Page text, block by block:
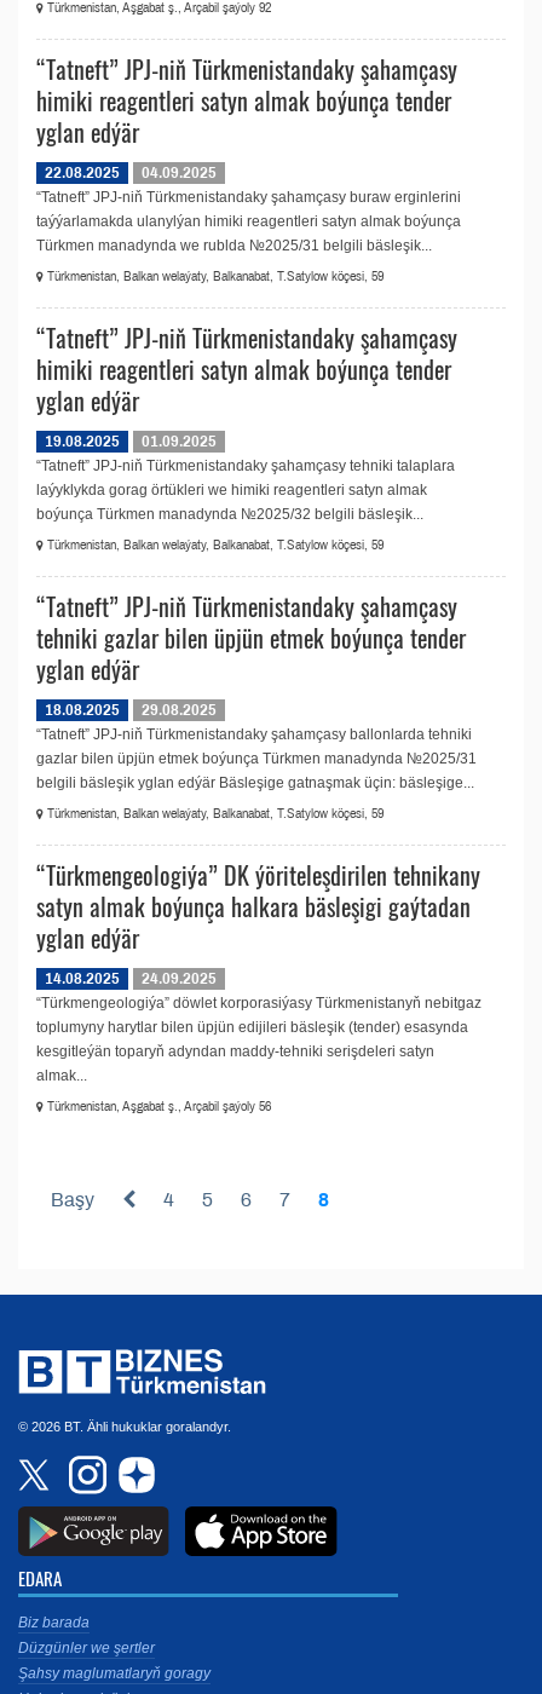
Türkmenistan, Aşgabat ş., Arçabil şaýoly 92
“Tatneft” JPJ-niň Türkmenistandaky şahamçasy
himiki reagentleri satyn almak boýunça tender
yglan edýär
22.08.2025
04.09.2025
“Tatneft” JPJ-niň Türkmenistandaky şahamçasy buraw erginlerini
taýýarlamakda ulanylýan himiki reagentleri satyn almak boýunça
Türkmen manadynda we rublda №2025/31 belgili bäsleşik...
Türkmenistan, Balkan welaýaty, Balkanabat, T.Satylow köçesi, 59
“Tatneft” JPJ-niň Türkmenistandaky şahamçasy
himiki reagentleri satyn almak boýunça tender
yglan edýär
19.08.2025
01.09.2025
“Tatneft” JPJ-niň Türkmenistandaky şahamçasy tehniki talaplara
laýyklykda gorag örtükleri we himiki reagentleri satyn almak
boýunça Türkmen manadynda №2025/32 belgili bäsleşik...
Türkmenistan, Balkan welaýaty, Balkanabat, T.Satylow köçesi, 59
“Tatneft” JPJ-niň Türkmenistandaky şahamçasy
tehniki gazlar bilen üpjün etmek boýunça tender
yglan edýär
18.08.2025
29.08.2025
“Tatneft” JPJ-niň Türkmenistandaky şahamçasy ballonlarda tehniki
gazlar bilen üpjün etmek boýunça Türkmen manadynda №2025/31
belgili bäsleşik yglan edýär Bäsleşige gatnaşmak üçin: bäsleşige...
Türkmenistan, Balkan welaýaty, Balkanabat, T.Satylow köçesi, 59
“Türkmengeologiýa” DK ýöriteleşdirilen tehnikany
satyn almak boýunça halkara bäsleşigi gaýtadan
yglan edýär
14.08.2025
24.09.2025
“Türkmengeologiýa” döwlet korporasiýasy Türkmenistanyň nebitgaz
toplumyny harytlar bilen üpjün edijileri bäsleşik (tender) esasynda
kesgitleýän toparyň adyndan maddy-tehniki serişdeleri satyn
almak...
Türkmenistan, Aşgabat ş., Arçabil şaýoly 56
Başy 4 5 6 7 8
© 2026 BT. Ähli hukuklar goralandyr.
EDARA
Biz barada
Düzgünler we şertler
Şahsy maglumatlaryň goragy